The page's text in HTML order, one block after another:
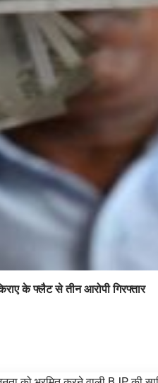
के फ्लैट से तीन आरोपी गिरफ्तार